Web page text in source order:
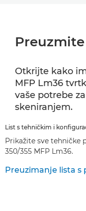
Otkrijte kako
MFP Lm36
vaše potrebe
skeniranjem.
List s tehničkim i
Prikažite sve tehničke
350/355 MFP Lm36.
Preuzimanje lista s